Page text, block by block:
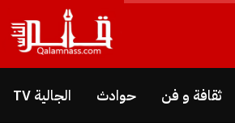
ثقافة و فن حوادث الجالية TV